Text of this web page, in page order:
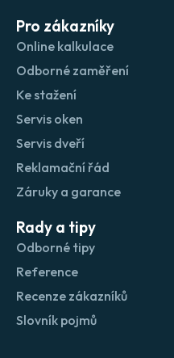
Pro zákazníky
Online kalkulace
Odborné zaměření
Ke stažení
Servis oken
Servis dveří
Reklamační řád
Záruky a garance
Rady a tipy
Odborné tipy
Reference
Recenze zákazníků
Slovník pojmů